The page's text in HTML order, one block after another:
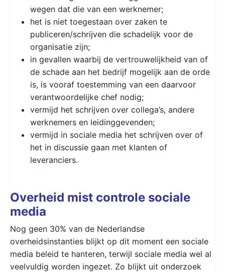
wegen dat die van een werknemer;
het is niet toegestaan over zaken te
publiceren/schrijven die schadelijk voor de
organisatie zijn;
in gevallen waarbij de vertrouwelijkheid van of
de schade aan het bedrijf mogelijk aan de orde
is, is vooraf toestemming van een daarvoor
verantwoordelijke chef nodig;
vermijd het schrijven over collega’s, andere
werknemers en leidinggevenden;
vermijd in sociale media het schrijven over of
het in discussie gaan met klanten of
leveranciers.
Overheid mist controle sociale
media
Nog geen 30% van de Nederlandse
overheidsinstanties blijkt op dit moment een sociale
media beleid te hanteren, terwijl sociale media wel al
veelvuldig worden ingezet. Zo blijkt uit onderzoek